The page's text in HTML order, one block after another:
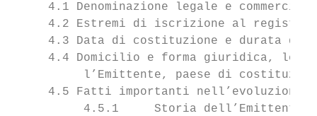
4.1 Denominazione legale e
4.2 Estremi di iscrizione al
4.3 Data di costituzione e durata
4.4 Domicilio e forma giuridica,
l’Emittente, paese di
4.5 Fatti importanti nell’evoluzione
4.5.1     Storia